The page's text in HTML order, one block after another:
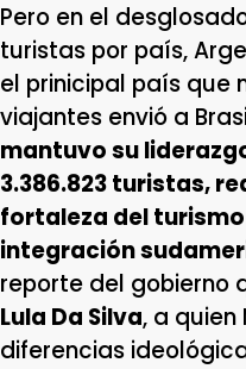
Pero en el
turistas por país,
el prinicipal país que
viajantes envió a
mantuvo su
3.386.823 turistas,
fortaleza del
integración
reporte del gobierno
Lula Da Silva, a quien
diferencias